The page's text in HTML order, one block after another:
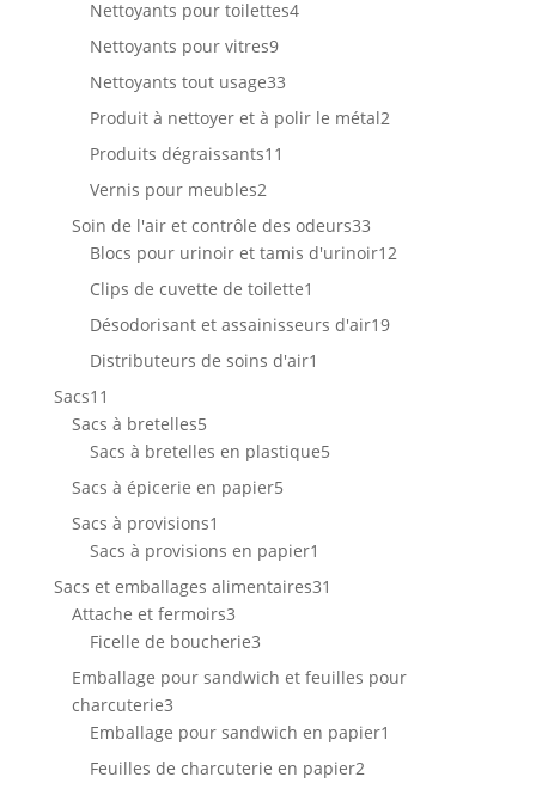
Nettoyants pour toilettes44
Nettoyants pour vitres99
produits
Nettoyants tout usage3333
produits
Produit à nettoyer et à polir le métal22
Produits dégraissants11
Vernis pour meubles22
produits
Soin de l'air et contrôle des odeurs3333
produits
Blocs pour urinoir et tamis d'urinoir1212
Clips de cuvette de toilette1
produit
Désodorisant et assainisseurs d'air1919
Distributeurs de soins d'air1
Sacs11
produits
Sacs à bretelles55
produits
Sacs à bretelles en plastique55
Sacs à épicerie en papier55
Sacs à provisions1
produit
Sacs à provisions en papier1
produit
Sacs et emballages alimentaires31
Attache et fermoirs33
produits
Ficelle de boucherie33
produits
Emballage pour sandwich et feuilles pour
charcuterie33
produits
Emballage pour sandwich en papier1
Feuilles de charcuterie en papier22